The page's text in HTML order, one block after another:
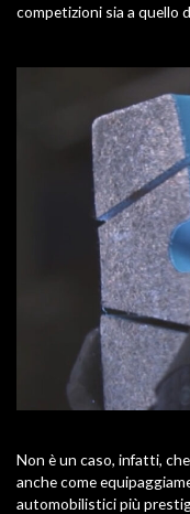
competizioni sia a quello
Non è un caso, infatti,
anche come
automobilistici più